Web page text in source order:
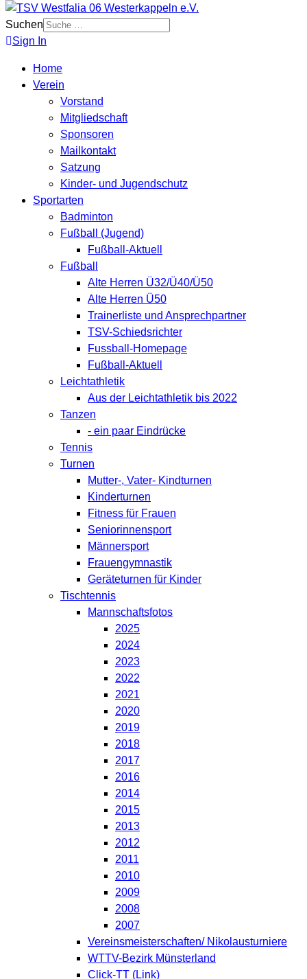
Suchen
Sign In
Home
Verein
Vorstand
Mitgliedschaft
Sponsoren
Mailkontakt
Satzung
Kinder- und Jugendschutz
Sportarten
Badminton
Fußball (Jugend)
Fußball-Aktuell
Fußball
Alte Herren Ü32/Ü40/Ü50
Alte Herren Ü50
Trainerliste und Ansprechpartner
TSV-Schiedsrichter
Fussball-Homepage
Fußball-Aktuell
Leichtathletik
Aus der Leichtathletik bis 2022
Tanzen
- ein paar Eindrücke
Tennis
Turnen
Mutter-, Vater- Kindturnen
Kinderturnen
Fitness für Frauen
Seniorinnensport
Männersport
Frauengymnastik
Geräteturnen für Kinder
Tischtennis
Mannschaftsfotos
2025
2024
2023
2022
2021
2020
2019
2018
2017
2016
2014
2015
2013
2012
2011
2010
2009
2008
2007
Vereinsmeisterschaften/ Nikolausturniere
WTTV-Bezirk Münsterland
Click-TT (Link)